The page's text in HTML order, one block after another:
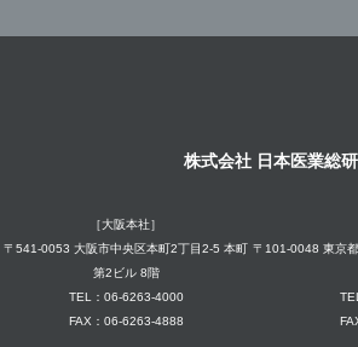
株式会社 日本医業総研
［大阪本社］
〒541-0053 大阪市中央区本町2丁目2-5 本町
第2ビル 8階
TEL：06-6263-4000
FAX：06-6263-4888
〒101-0048 東京